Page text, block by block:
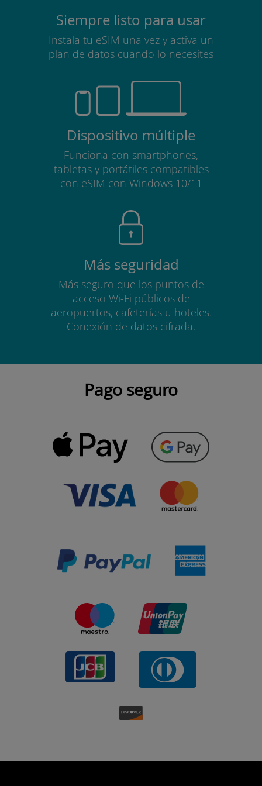
Siempre listo para usar
Instala tu eSIM una vez y activa un
plan de datos cuando lo necesites
Dispositivo múltiple
Funciona con smartphones,
tabletas y portátiles compatibles
con eSIM con Windows 10/11
Más seguridad
Más seguro que los puntos de
acceso Wi-Fi públicos de
aeropuertos, cafeterías u hoteles.
Conexión de datos cifrada.
Pago seguro